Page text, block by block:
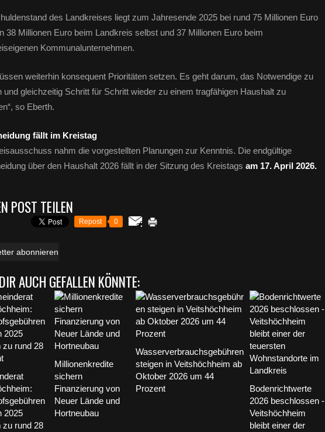
des Landkreises liegt zum Jahresende 2025 bei rund 75 Millionen Euro
38 Millionen Euro beim Landkreis selbst und 37 Millionen Euro beim
Kommunalunternehmen.
weiterhin konsequent Prioritäten setzen. Es geht darum, das Notwendige zu
und gleichzeitig Schritt für Schritt wieder zu einem tragfähigen Haushalt zu
so Eberth.
fällt im Kreistag
nahm die vorgestellten Planungen zur Kenntnis. Die endgültige
über den Haushalt 2026 fällt in der Sitzung des Kreistags am 17. April 2026.
POST TEILEN
Repost 0
abonnieren
AUCH GEFALLEN KÖNNTE:
2025
zu rund 28
Millionenkredite
sichern
Finanzierung von
Neuer Lände und
Hortneubau
Wasserverbrauchsgebühren
steigen in Veitshöchheim ab
Oktober 2026 um 44
Prozent
Bodenrichtwerte
2026 beschlossen -
Veitshöchheim
bleibt einer der